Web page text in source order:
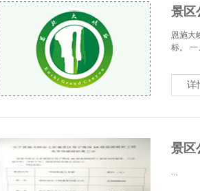
景区
恩施大
标。 一
详
景区
...